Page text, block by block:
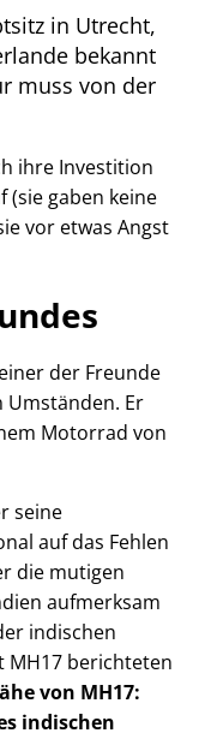
in Utrecht,
bekannt
muss von der
ihre Investition
(sie gaben keine
vor etwas Angst
der Freunde
Er
Motorrad von
seine
auf das Fehlen
die mutigen
aufmerksam
indischen
MH17 berichteten
von MH17:
indischen